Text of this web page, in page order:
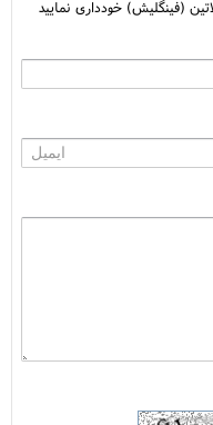
(فینگلیش) خودداری نمایید